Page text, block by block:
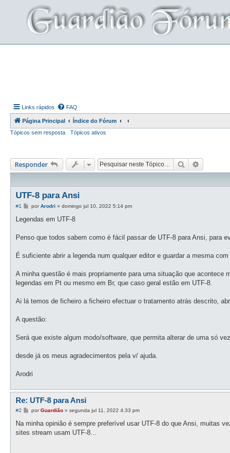
Links rápidos FAQ
Página Principal
Índice do Fórum
Tópicos sem resposta
Tópicos ativos
Responder Pesquisar
UTF-8 para Ansi
#1
M
n
g
porArodri » domingo jul 10, 2022 5:14 pm
Legendas em UTF-8
Penso que todos sabem como é fácil passar de UTF-8 para Ansi, para
É suficiente abrir a legenda num qualquer editor e guardar a mesma
A minha questão é mais propriamente para uma situação que
legendas em Pt ou mesmo em Br, que caso geral estão em UTF-8.
Ai lá temos de ficheiro a ficheiro efectuar o tratamento atrás descrito,
A questão:
Será que existe algum modo/software, que permita alterar de uma só
desde já os meus agradecimentos pela v/ ajuda.
Arodri
Re: UTF-8 para Ansi
#2
M
n
a
porGuardião» segunda jul 11, 2022 4:33 pm
Na minha opinião é sempre preferível usar UTF-8 do que Ansi, muitas
sites stream usam UTF-8...